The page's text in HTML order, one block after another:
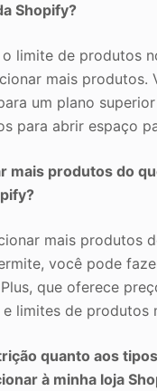
Shopify?
limite de produtos
mais produtos.
um plano
para abrir espaço
mais produtos do
mais produtos
você pode
que oferece
limites de produtos
quanto aos
à minha loja